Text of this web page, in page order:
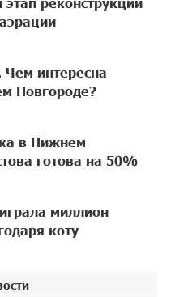
Чем интересна
Новгороде?
в Нижнем
готова на 50%
миллион
коту